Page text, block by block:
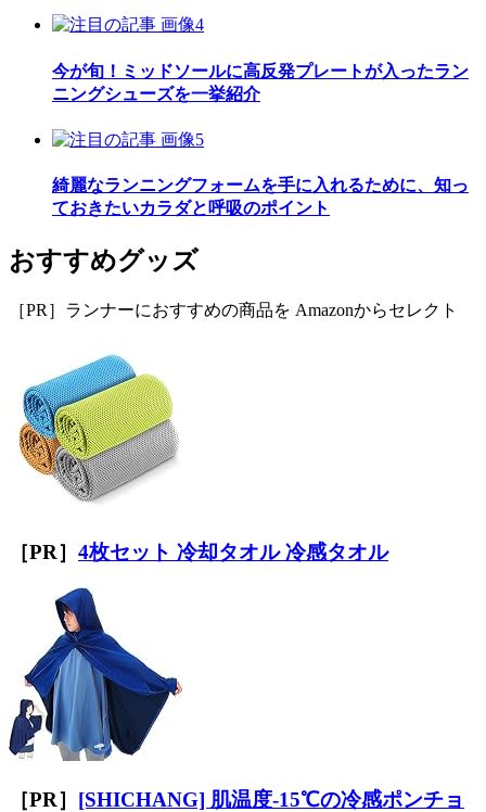
今が旬！ミッドソールに高反発プレートが入ったラン
ニングシューズを一挙紹介
綺麗なランニングフォームを手に入れるために、知っ
ておきたいカラダと呼吸のポイント
おすすめグッズ
［PR］ランナーにおすすめの商品を Amazonからセレクト
［PR］ 4枚セット 冷却タオル 冷感タオル
［PR］ [SHICHANG] 肌温度-15℃の冷感ポンチョ